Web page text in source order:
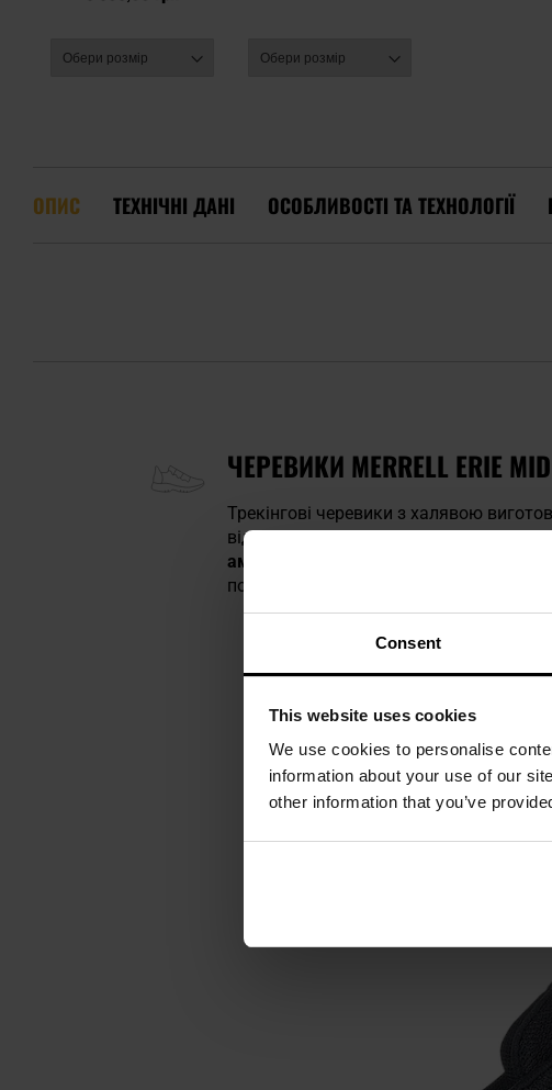
Consent
This website uses cookies
We use cookies to personalise
information about your use of our
other information that you’ve
ОПИС ТЕХНІЧНІ ДАНІ ОСОБЛИВОСТІ ТА ТЕХНОЛОГІЇ
ЧЕРЕВИКИ MERRELL ERIE MID
Трекінгові черевики з халявою
від води та відводить вологу.
амортизацію
, а також стабільність
повсякденного використання.